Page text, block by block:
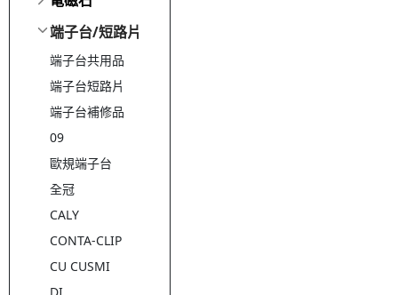
端子台/短路片
端子台共用品
端子台短路片
端子台補修品
09
歐規端子台
全冠
CALY
CONTA-CLIP
CU CUSMI